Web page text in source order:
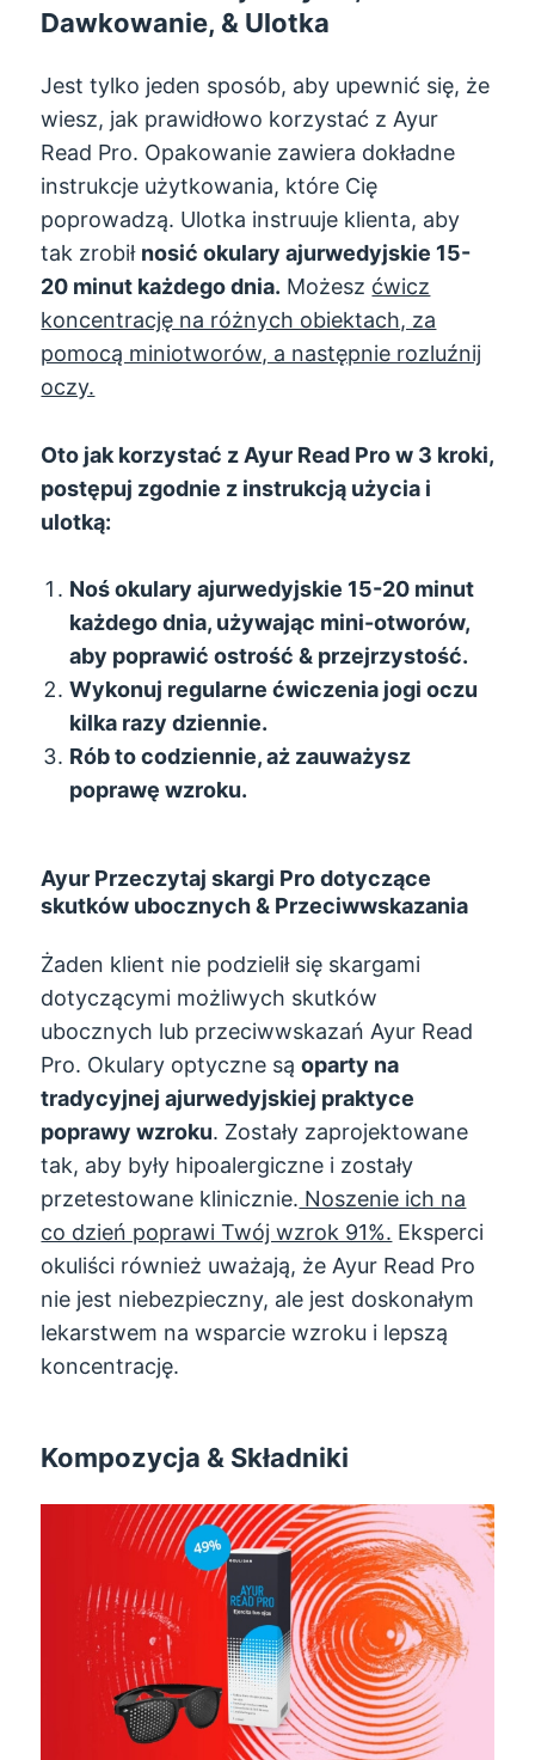
Dawkowanie, & Ulotka
Jest tylko jeden sposób, aby upewnić się, że
wiesz, jak prawidłowo korzystać z Ayur
Read Pro. Opakowanie zawiera dokładne
instrukcje użytkowania, które Cię
poprowadzą. Ulotka instruuje klienta, aby
tak zrobił nosić okulary ajurwedyjskie 15-
20 minut każdego dnia. Możesz ćwicz
koncentrację na różnych obiektach, za
pomocą miniotworów, a następnie rozluźnij
oczy.
Oto jak korzystać z Ayur Read Pro w 3 kroki,
postępuj zgodnie z instrukcją użycia i
ulotką:
Noś okulary ajurwedyjskie 15-20 minut
każdego dnia, używając mini-otworów,
aby poprawić ostrość & przejrzystość.
Wykonuj regularne ćwiczenia jogi oczu
kilka razy dziennie.
Rób to codziennie, aż zauważysz
poprawę wzroku.
Ayur Przeczytaj skargi Pro dotyczące
skutków ubocznych & Przeciwwskazania
Żaden klient nie podzielił się skargami
dotyczącymi możliwych skutków
ubocznych lub przeciwwskazań Ayur Read
Pro. Okulary optyczne sąoparty na
tradycyjnej ajurwedyjskiej praktyce
poprawy wzroku. Zostały zaprojektowane
tak, aby były hipoalergiczne i zostały
przetestowane klinicznie. Noszenie ich na
co dzień poprawi Twój wzrok 91%. Eksperci
okuliści również uważają, że Ayur Read Pro
nie jest niebezpieczny, ale jest doskonałym
lekarstwem na wsparcie wzroku i lepszą
koncentrację.
Kompozycja & Składniki